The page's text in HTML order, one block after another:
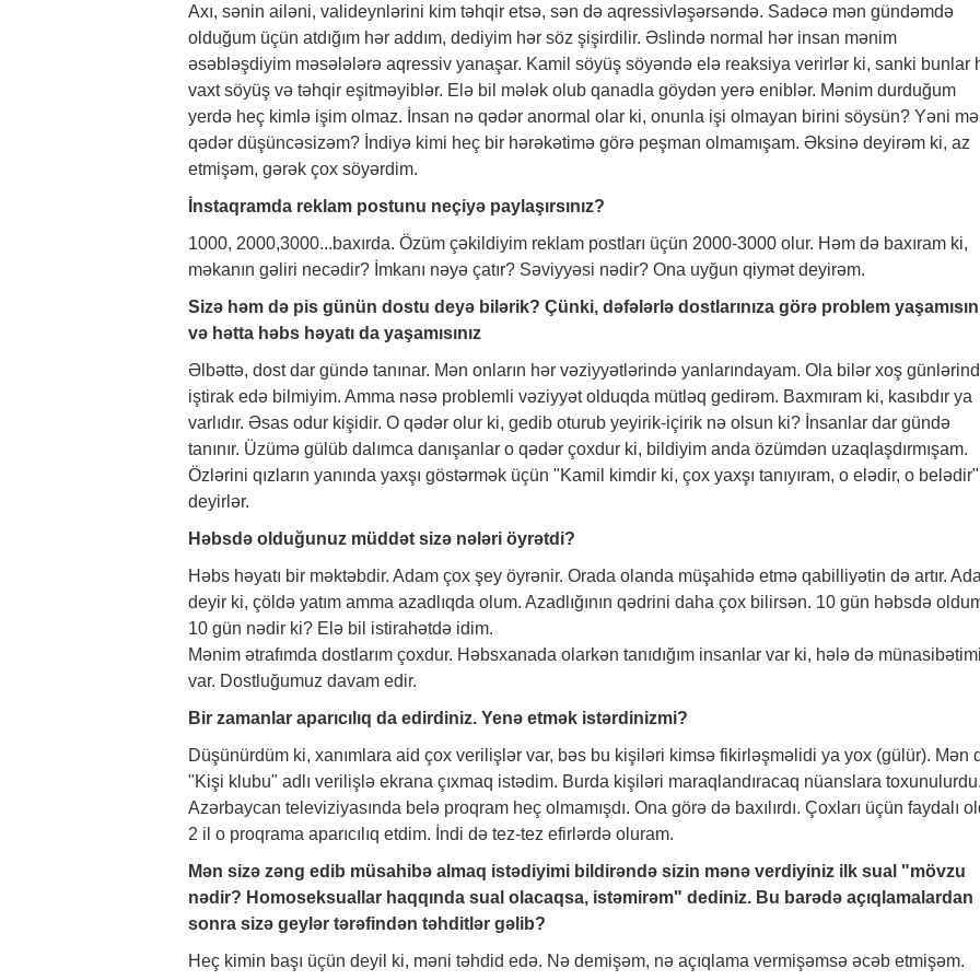
Axı, sənin ailəni, valideynlərini kim təhqir etsə, sən də aqressivləşərsəndə. Sadəcə mən gündəmdə
olduğum üçün atdığım hər addım, dediyim hər söz şişirdilir. Əslində normal hər insan mənim
əsəbləşdiyim məsələlərə aqressiv yanaşar. Kamil söyüş söyəndə elə reaksiya verirlər ki, sanki bunlar
vaxt söyüş və təhqir eşitməyiblər. Elə bil mələk olub qanadla göydən yerə eniblər. Mənim durduğum
yerdə heç kimlə işim olmaz. İnsan nə qədər anormal olar ki, onunla işi olmayan birini söysün? Yəni
qədər düşüncəsizəm? İndiyə kimi heç bir hərəkətimə görə peşman olmamışam. Əksinə deyirəm ki, az
etmişəm, gərək çox söyərdim.
İnstaqramda reklam postunu neçiyə paylaşırsınız?
1000, 2000,3000...baxırda. Özüm çəkildiyim reklam postları üçün 2000-3000 olur. Həm də baxıram ki,
məkanın gəliri necədir? İmkanı nəyə çatır? Səviyyəsi nədir? Ona uyğun qiymət deyirəm.
Sizə həm də pis günün dostu deyə bilərik? Çünki, dəfələrlə dostlarınıza görə problem
və hətta həbs həyatı da yaşamısınız
Əlbəttə, dost dar gündə tanınar. Mən onların hər vəziyyətlərində yanlarındayam. Ola bilər xoş
iştirak edə bilmiyim. Amma nəsə problemli vəziyyət olduqda mütləq gedirəm. Baxmıram ki, kasıbdır ya
varlıdır. Əsas odur kişidir. O qədər olur ki, gedib oturub yeyirik-içirik nə olsun ki? İnsanlar dar gündə
tanınır. Üzümə gülüb dalımca danışanlar o qədər çoxdur ki, bildiyim anda özümdən uzaqlaşdırmışam.
Özlərini qızların yanında yaxşı göstərmək üçün "Kamil kimdir ki, çox yaxşı tanıyıram, o elədir, o belədir"
deyirlər.
Həbsdə olduğunuz müddət sizə nələri öyrətdi?
Həbs həyatı bir məktəbdir. Adam çox şey öyrənir. Orada olanda müşahidə etmə qabilliyətin də artır.
deyir ki, çöldə yatım amma azadlıqda olum. Azadlığının qədrini daha çox bilirsən. 10 gün həbsdə
10 gün nədir ki? Elə bil istirahətdə idim.
Mənim ətrafımda dostlarım çoxdur. Həbsxanada olarkən tanıdığım insanlar var ki, hələ də
var. Dostluğumuz davam edir.
Bir zamanlar aparıcılıq da edirdiniz. Yenə etmək istərdinizmi?
Düşünürdüm ki, xanımlara aid çox verilişlər var, bəs bu kişiləri kimsə fikirləşməlidi ya yox (gülür). Mən
"Kişi klubu" adlı verilişlə ekrana çıxmaq istədim. Burda kişiləri maraqlandıracaq nüanslara toxunulurdu.
Azərbaycan televiziyasında belə proqram heç olmamışdı. Ona görə də baxılırdı. Çoxları üçün faydalı
2 il o proqrama aparıcılıq etdim. İndi də tez-tez efirlərdə oluram.
Mən sizə zəng edib müsahibə almaq istədiyimi bildirəndə sizin mənə verdiyiniz ilk sual "mövzu
nədir? Homoseksuallar haqqında sual olacaqsa, istəmirəm" dediniz. Bu barədə açıqlamalardan
sonra sizə geylər tərəfindən təhditlər gəlib?
Heç kimin başı üçün deyil ki, məni təhdid edə. Nə demişəm, nə açıqlama vermişəmsə əcəb etmişəm.